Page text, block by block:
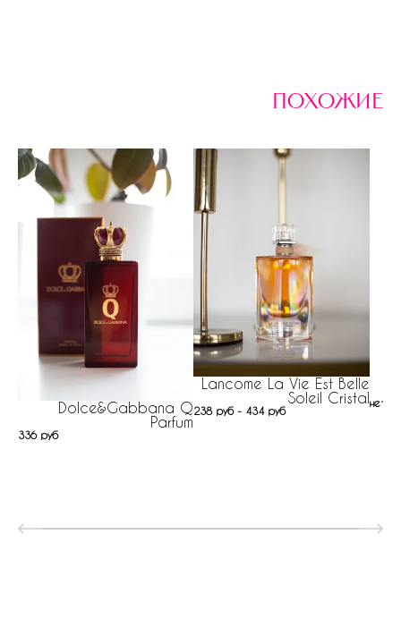
похожие
Dolce&Gabbana Q
Parfum
336 руб
Lancome La Vie Est Belle
Soleil Cristal
238 руб - 434 руб
нет